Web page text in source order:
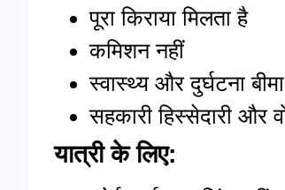
पूरा किराया मिलता है
कमिशन नहीं
स्वास्थ्य और दुर्घटना बीमा
सहकारी हिस्सेदारी और
यात्री के लिए: